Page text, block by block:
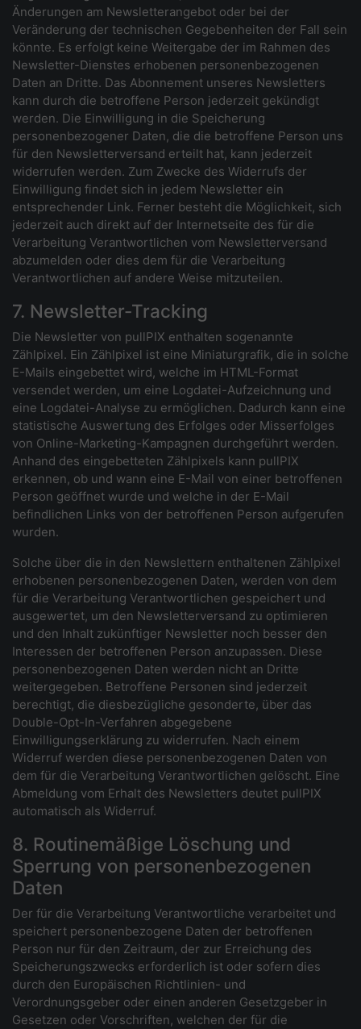
Änderungen am Newsletterangebot oder bei der
Veränderung der technischen Gegebenheiten der Fall sein
könnte. Es erfolgt keine Weitergabe der im Rahmen des
Newsletter-Dienstes erhobenen personenbezogenen
Daten an Dritte. Das Abonnement unseres Newsletters
kann durch die betroffene Person jederzeit gekündigt
werden. Die Einwilligung in die Speicherung
personenbezogener Daten, die die betroffene Person uns
für den Newsletterversand erteilt hat, kann jederzeit
widerrufen werden. Zum Zwecke des Widerrufs der
Einwilligung findet sich in jedem Newsletter ein
entsprechender Link. Ferner besteht die Möglichkeit, sich
jederzeit auch direkt auf der Internetseite des für die
Verarbeitung Verantwortlichen vom Newsletterversand
abzumelden oder dies dem für die Verarbeitung
Verantwortlichen auf andere Weise mitzuteilen.
7. Newsletter-Tracking
Die Newsletter von pullPIX enthalten sogenannte
Zählpixel. Ein Zählpixel ist eine Miniaturgrafik, die in solche
E-Mails eingebettet wird, welche im HTML-Format
versendet werden, um eine Logdatei-Aufzeichnung und
eine Logdatei-Analyse zu ermöglichen. Dadurch kann eine
statistische Auswertung des Erfolges oder Misserfolges
von Online-Marketing-Kampagnen durchgeführt werden.
Anhand des eingebetteten Zählpixels kann pullPIX
erkennen, ob und wann eine E-Mail von einer betroffenen
Person geöffnet wurde und welche in der E-Mail
befindlichen Links von der betroffenen Person aufgerufen
wurden.
Solche über die in den Newslettern enthaltenen Zählpixel
erhobenen personenbezogenen Daten, werden von dem
für die Verarbeitung Verantwortlichen gespeichert und
ausgewertet, um den Newsletterversand zu optimieren
und den Inhalt zukünftiger Newsletter noch besser den
Interessen der betroffenen Person anzupassen. Diese
personenbezogenen Daten werden nicht an Dritte
weitergegeben. Betroffene Personen sind jederzeit
berechtigt, die diesbezügliche gesonderte, über das
Double-Opt-In-Verfahren abgegebene
Einwilligungserklärung zu widerrufen. Nach einem
Widerruf werden diese personenbezogenen Daten von
dem für die Verarbeitung Verantwortlichen gelöscht. Eine
Abmeldung vom Erhalt des Newsletters deutet pullPIX
automatisch als Widerruf.
8. Routinemäßige Löschung und
Sperrung von personenbezogenen
Daten
Der für die Verarbeitung Verantwortliche verarbeitet und
speichert personenbezogene Daten der betroffenen
Person nur für den Zeitraum, der zur Erreichung des
Speicherungszwecks erforderlich ist oder sofern dies
durch den Europäischen Richtlinien- und
Verordnungsgeber oder einen anderen Gesetzgeber in
Gesetzen oder Vorschriften, welchen der für die